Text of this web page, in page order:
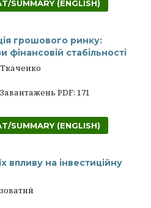
SUMMARY (ENGLISH)
грошового ринку:
фінансовій стабільності
PDF: 171
SUMMARY (ENGLISH)
впливу на інвестиційну